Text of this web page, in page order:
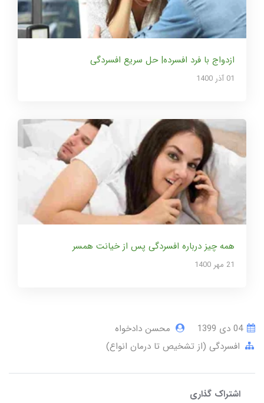
ازدواج با فرد افسرده| حل سریع افسردگی
01 آذر 1400
همه چیز درباره افسردگی پس از خیانت همسر
21 مهر 1400
04 دی 1399
محسن دادخواه
افسردگی (از تشخیص تا درمان انواع)
اشتراک گذاری